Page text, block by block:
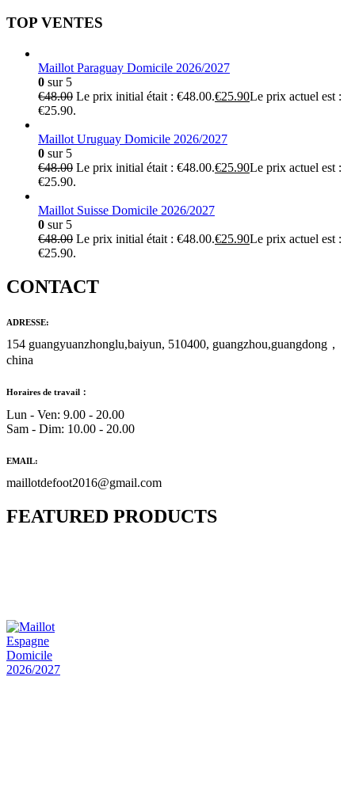
TOP VENTES
Maillot Paraguay Domicile 2026/2027
0 sur 5
€48.00 Le prix initial était : €48.00.€25.90Le prix actuel est :
€25.90.
Maillot Uruguay Domicile 2026/2027
0 sur 5
€48.00 Le prix initial était : €48.00.€25.90Le prix actuel est :
€25.90.
Maillot Suisse Domicile 2026/2027
0 sur 5
€48.00 Le prix initial était : €48.00.€25.90Le prix actuel est :
€25.90.
CONTACT
ADRESSE:
154 guangyuanzhonglu,baiyun, 510400, guangzhou,guangdong，
china
Horaires de travail：
Lun - Ven: 9.00 - 20.00
Sam - Dim: 10.00 - 20.00
EMAIL:
maillotdefoot2016@gmail.com
FEATURED PRODUCTS